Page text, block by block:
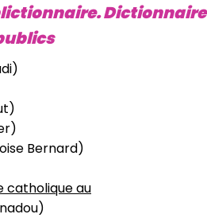
Dictionnaire
Bernard)
catholique au